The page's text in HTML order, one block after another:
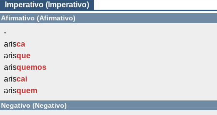
Imperativo (Imperativo)
Afirmativo (Afirmativo)
-
arisca
arisque
arisquemos
ariscai
arisquem
Negativo (Negativo)